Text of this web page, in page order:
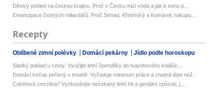
Děsivý pohled na českou krajinu. Proč v Česku mizí voda a jak k tomu p...
Emancipace českých miliardářů. Proč Strnad, Křetínský a Komárek nakupu...
Recepty
Oblíbené zimní polévky Domácí pekárny Jídlo podle horoskopu
Sladký poklad u cesty: Využijte letní špendlíky do tvarohového koláče,...
Domácí kečup pečený v troubě: Vyžaduje minimum práce a chutná lépe než...
Cuketová zmrzlina? Vyzkoušejte nečekaný letní hit a geniální způsob, j...